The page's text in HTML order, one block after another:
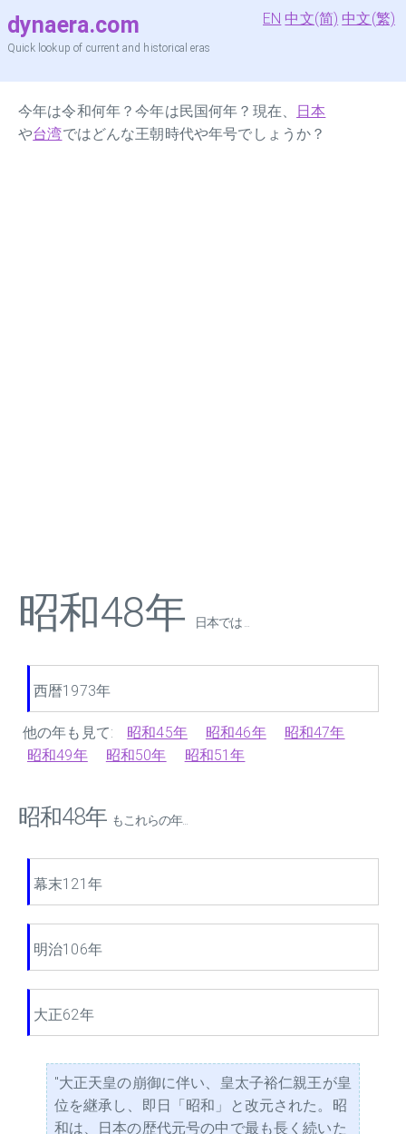
dynaera.com
Quick lookup of current and historical eras
EN 中文(简) 中文(繁)
今年は令和何年？今年は民国何年？現在、
日本
や台湾ではどんな王朝時代や年号でしょうか？
昭和48年 日本では ...
西暦1973年
他の年も見て: 昭和45年 昭和46年
昭和47年
昭和49年
昭和50年 昭和51年
昭和48年 もこれらの年...
幕末121年
明治106年
大正62年
"大正天皇の崩御に伴い、皇太子裕仁親王が皇
位を継承し、即日「昭和」と改元された。昭
和は、日本の歴代元号の中で最も長く続いた